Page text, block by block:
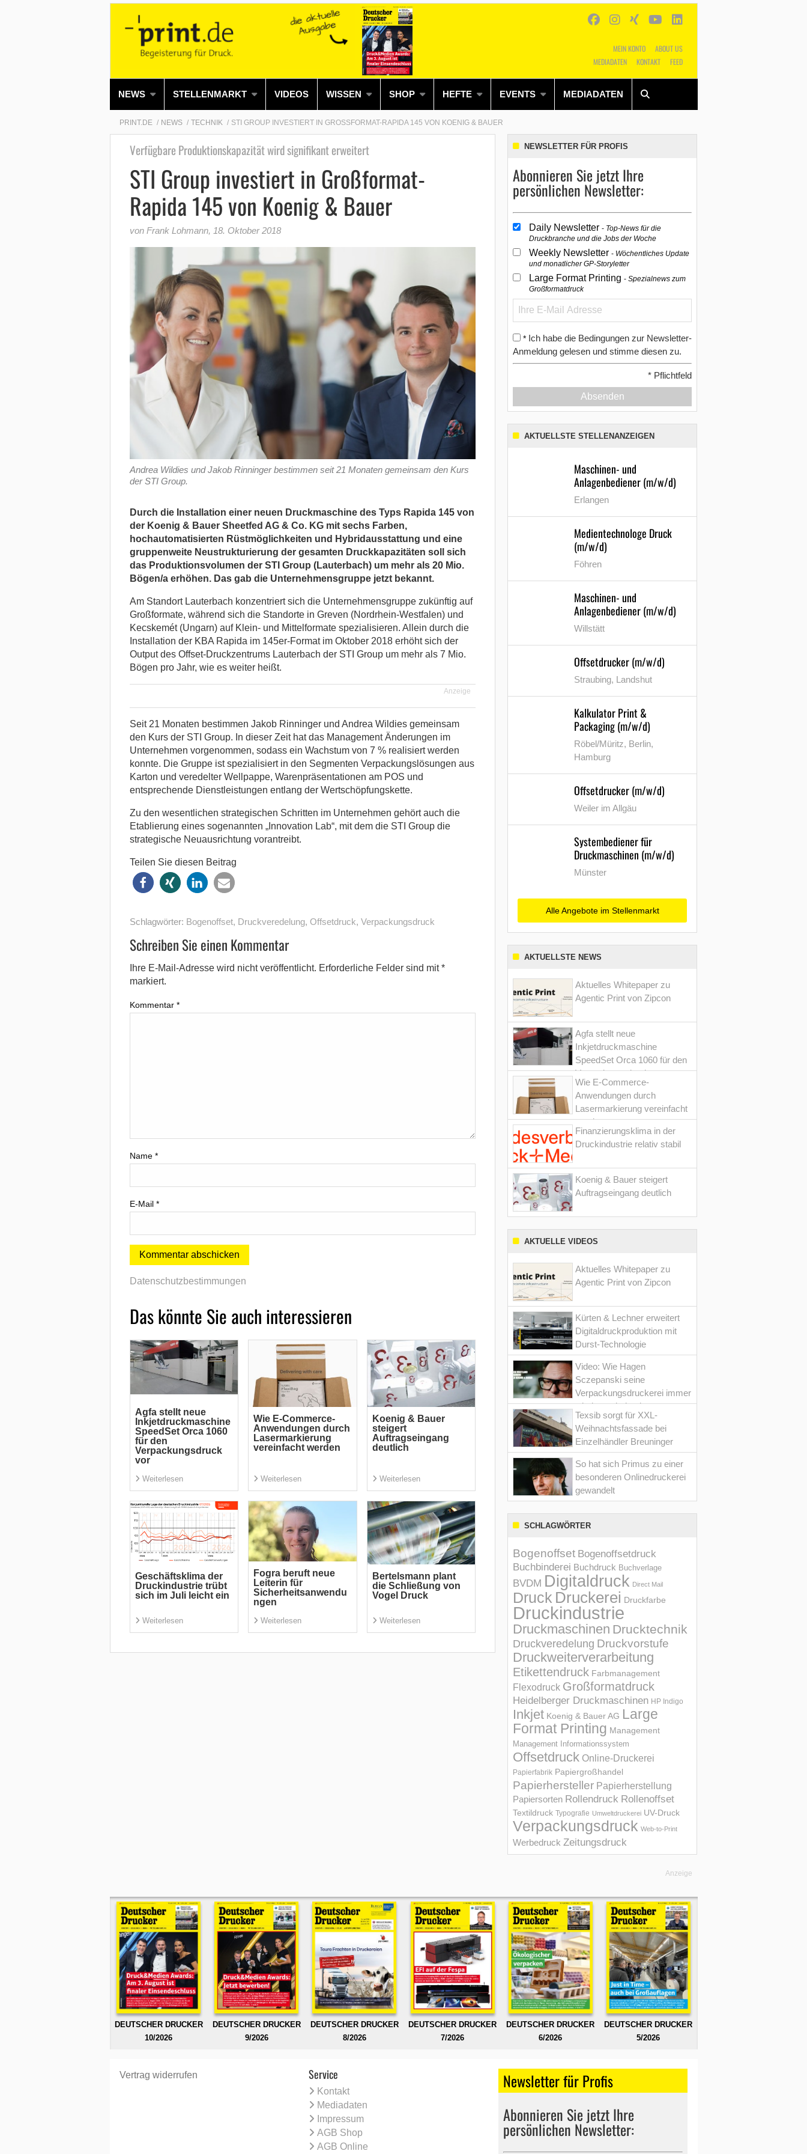
MEIN KONTO
ABOUT US
MEDIADATEN
KONTAKT FEED
NEWS STELLENMARKT VIDEOS WISSEN SHOP HEFTE EVENTS MEDIADATEN
Alles Shop SUCHEN
PRINT.DE NEWS TECHNIK STI GROUP INVESTIERT IN GROSSFORMAT-RAPIDA 145 VON KOENIG & BAUER
Verfügbare Produktionskapazität wird signifikant erweitert
STI Group investiert in Großformat-
Rapida 145 von Koenig & Bauer
von Frank Lohmann, 18. Oktober 2018
Andrea Wildies und Jakob Rinninger bestimmen seit 21 Monaten gemeinsam den Kurs
der STI Group.
Durch die Installation einer neuen Druckmaschine des Typs Rapida 145 von
der Koenig & Bauer Sheetfed AG & Co. KG mit sechs Farben,
hochautomatisierten Rüstmöglichkeiten und Hybridausstattung und eine
gruppenweite Neustrukturierung der gesamten Druckkapazitäten soll sich
das Produktionsvolumen der STI Group (Lauterbach) um mehr als 20 Mio.
Bögen/a erhöhen. Das gab die Unternehmensgruppe jetzt bekannt.
Am Standort Lauterbach konzentriert sich die Unternehmensgruppe zukünftig auf
Großformate, während sich die Standorte in Greven (Nordrhein-Westfalen) und
Kecskemét (Ungarn) auf Klein- und Mittelformate spezialisieren. Allein durch die
Installation der KBA Rapida im 145er-Format im Oktober 2018 erhöht sich der
Output des Offset-Druckzentrums Lauterbach der STI Group um mehr als 7 Mio.
Bögen pro Jahr, wie es weiter heißt.
Anzeige
Seit 21 Monaten bestimmen Jakob Rinninger und Andrea Wildies gemeinsam
den Kurs der STI Group. In dieser Zeit hat das Management Änderungen im
Unternehmen vorgenommen, sodass ein Wachstum von 7 % realisiert werden
konnte. Die Gruppe ist spezialisiert in den Segmenten Verpackungslösungen aus
Karton und veredelter Wellpappe, Warenpräsentationen am POS und
entsprechende Dienstleistungen entlang der Wertschöpfungskette.
Zu den wesentlichen strategischen Schritten im Unternehmen gehört auch die
Etablierung eines sogenannten „Innovation Lab“, mit dem die STI Group die
strategische Neuausrichtung vorantreibt.
Teilen Sie diesen Beitrag
Schlagwörter: Bogenoffset, Druckveredelung, Offsetdruck, Verpackungsdruck
Schreiben Sie einen Kommentar
Ihre E-Mail-Adresse wird nicht veröffentlicht. Erforderliche Felder sind mit*
markiert.
Kommentar *
Name *
E-Mail *
Datenschutzbestimmungen
Das könnte Sie auch interessieren
Agfa stellt neue
Inkjetdruckmaschine
SpeedSet Orca 1060
für den
Verpackungsdruck
vor
Weiterlesen
Wie E-Commerce-
Anwendungen durch
Lasermarkierung
vereinfacht werden
Weiterlesen
Koenig & Bauer
steigert
Auftragseingang
deutlich
Weiterlesen
Geschäftsklima der
Druckindustrie trübt
sich im Juli leicht ein
Weiterlesen
Fogra beruft neue
Leiterin für
Sicherheitsanwendu
ngen
Weiterlesen
Bertelsmann plant
die Schließung von
Vogel Druck
Weiterlesen
NEWSLETTER FÜR PROFIS
Abonnieren Sie jetzt Ihre
persönlichen Newsletter:
Daily Newsletter Top-News für die
Druckbranche und die Jobs der Woche
Weekly Newsletter Wöchentliches Update
und monatlicher GP-Storyletter
Large Format Printing Spezialnews zum
Großformatdruck
* Ich habe die Bedingungen zur Newsletter-
Anmeldung gelesen und stimme diesen zu.
* Pflichtfeld
Absenden
AKTUELLSTE STELLENANZEIGEN
Maschinen- und
Anlagenbediener (m/w/d)
Erlangen
Medientechnologe Druck
(m/w/d)
Föhren
Maschinen- und
Anlagenbediener (m/w/d)
Willstätt
Offsetdrucker (m/w/d)
Straubing, Landshut
Kalkulator Print &
Packaging (m/w/d)
Röbel/Müritz, Berlin,
Hamburg
Offsetdrucker (m/w/d)
Weiler im Allgäu
Systembediener für
Druckmaschinen (m/w/d)
Münster
Alle Angebote im Stellenmarkt
AKTUELLSTE NEWS
Aktuelles Whitepaper zu
Agentic Print von Zipcon
Agfa stellt neue
Inkjetdruckmaschine
SpeedSet Orca 1060 für den
Verpackungsdruck vor
Wie E-Commerce-
Anwendungen durch
Lasermarkierung vereinfacht
werden
Finanzierungsklima in der
Druckindustrie relativ stabil
Koenig & Bauer steigert
Auftragseingang deutlich
AKTUELLE VIDEOS
Aktuelles Whitepaper zu
Agentic Print von Zipcon
Kürten & Lechner erweitert
Digitaldruckproduktion mit
Durst-Technologie
Video: Wie Hagen
Sczepanski seine
Verpackungsdruckerei immer
wieder optimiert hat
Texsib sorgt für XXL-
Weihnachtsfassade bei
Einzelhändler Breuninger
So hat sich Primus zu einer
besonderen Onlinedruckerei
gewandelt
SCHLAGWÖRTER
Bogenoffset Bogenoffsetdruck
Buchbinderei Buchdruck Buchverlage
BVDM Digitaldruck Direct Mail
Druck Druckerei Druckfarbe
Druckindustrie
Druckmaschinen Drucktechnik
Druckveredelung Druckvorstufe
Druckweiterverarbeitung
Etikettendruck Farbmanagement
Flexodruck Großformatdruck
Heidelberger Druckmaschinen HP Indigo
Inkjet Koenig & Bauer AG Large
Format Printing Management
Management Informations­system
Offsetdruck Online-Druckerei
Papierfabrik Papiergroßhandel
Papierhersteller Papierherstellung
Papiersorten Rollendruck Rollenoffset
Textildruck Typografie Umweltdruckerei UV-Druck
Verpackungsdruck Web-to-Print
Werbedruck Zeitungsdruck
Anzeige
DEUTSCHER DRUCKER
10/2026
DEUTSCHER DRUCKER
9/2026
DEUTSCHER DRUCKER
8/2026
DEUTSCHER DRUCKER
7/2026
DEUTSCHER DRUCKER
6/2026
DEUTSCHER DRUCKER
5/2026
Vertrag widerrufen Service
Kontakt
Mediadaten
Impressum
AGB Shop
AGB Online
Newsletter für Profis
Abonnieren Sie jetzt Ihre
persönlichen Newsletter: